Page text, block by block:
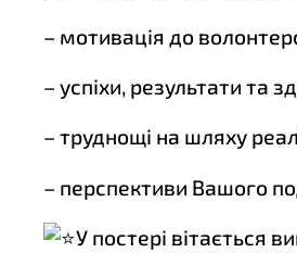
– мотивація до
– успіхи, результати та
– труднощі на шляху
– перспективи Вашого
У постері вітається